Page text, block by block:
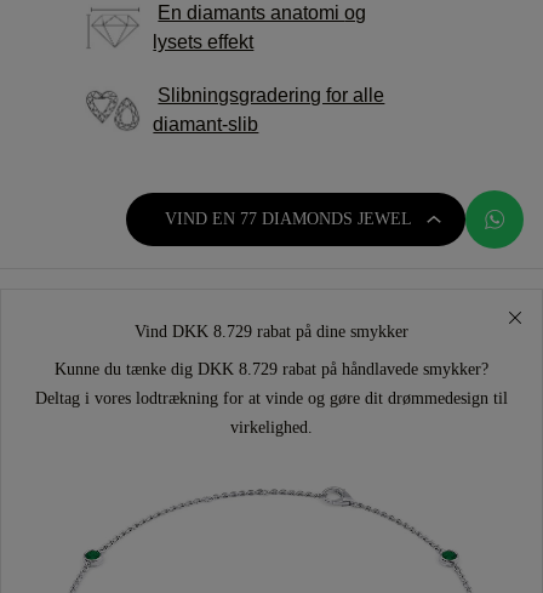
En diamants anatomiog
lysets effekt
Slibningsgradering for alle
diamant-slib
VIND EN 77 DIAMONDS JEWEL
Vind DKK 8.729 rabat på dine smykker
Kunne du tænke dig DKK 8.729 rabat på håndlavede smykker?
Deltag i vores lodtrækning for at vinde og gøre dit drømmedesign til
virkelighed.